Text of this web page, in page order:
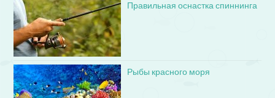
Правильная оснастка спиннинга
Рыбы красного моря